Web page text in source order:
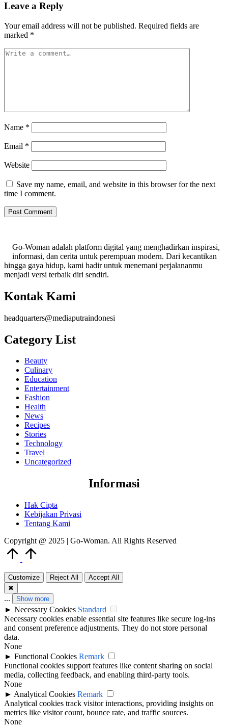
Leave a Reply
Your email address will not be published. Required fields are
marked *
Name *
Email *
Website
Save my name, email, and website in this browser for the next
time I comment.
Go-Woman adalah platform digital yang menghadirkan inspirasi,
informasi, dan cerita untuk perempuan modern. Dari kecantikan
hingga gaya hidup, kami hadir untuk menemani perjalananmu
menjadi versi terbaik diri sendiri.
Kontak Kami
headquarters@mediaputraindonesi
Category List
Beauty
Culinary
Education
Entertainment
Fashion
Health
News
Recipes
Stories
Technology
Travel
Uncategorized
Informasi
Hak Cipta
Kebijakan Privasi
Tentang Kami
Copyright @ 2025 | Go-Woman. All Rights Reserved
Customize Reject All
Accept All
✖
... Show more
► Necessary Cookies Standard
Necessary cookies enable essential site features like secure log-ins
and consent preference adjustments. They do not store personal
data.
None
► Functional Cookies Remark
Functional cookies support features like content sharing on social
media, collecting feedback, and enabling third-party tools.
None
► Analytical Cookies Remark
Analytical cookies track visitor interactions, providing insights on
metrics like visitor count, bounce rate, and traffic sources.
None